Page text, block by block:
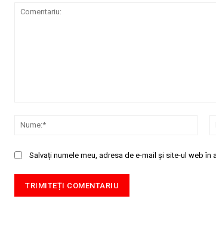
Salvați numele meu, adresa de e-mail și site-ul web